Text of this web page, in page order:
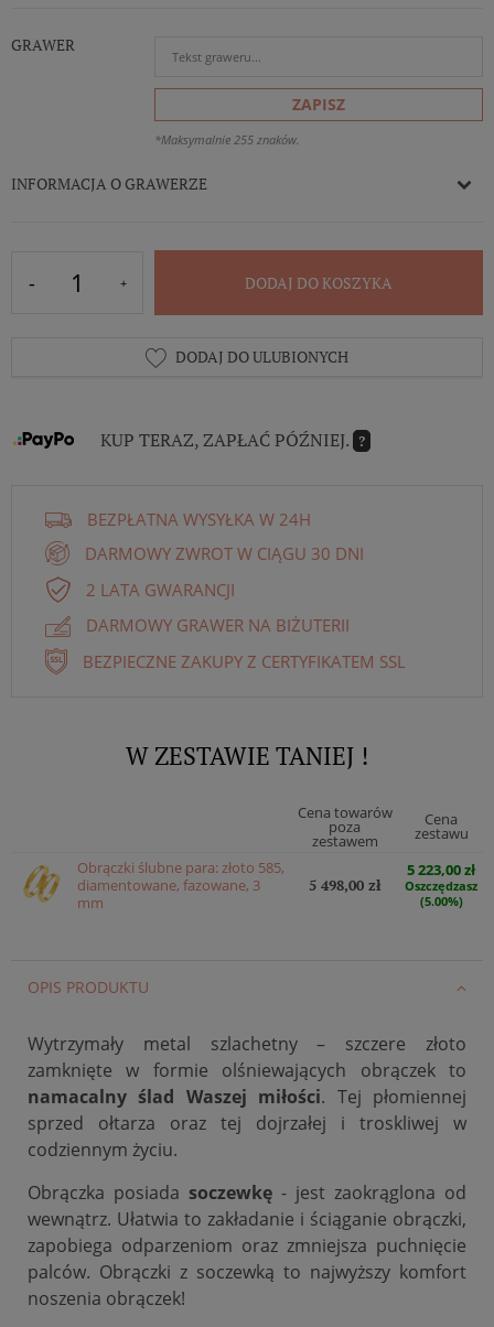
GRAWER
ZAPISZ
*Maksymalnie 255 znaków.
INFORMACJA O GRAWERZE
DODAJ DO KOSZYKA
DODAJ DO ULUBIONYCH
KUP TERAZ, ZAPŁAĆ PÓŹNIEJ. ?
BEZPŁATNA WYSYŁKA W 24H
DARMOWY ZWROT W CIĄGU 30 DNI
2 LATA GWARANCJI
DARMOWY GRAWER NA BIŻUTERII
BEZPIECZNE ZAKUPY Z CERTYFIKATEM SSL
W ZESTAWIE TANIEJ !
Cena towarów
poza
zestawem
Cena
zestawu
Obrączki ślubne para: złoto 585,
diamentowane, fazowane, 3
mm
5 498,00 zł
5 223,00 zł
Oszczędzasz
(5.00%)
OPIS PRODUKTU
Wytrzymały metal szlachetny – szczere złoto
zamknięte w formie olśniewających obrączek to
namacalny ślad Waszej miłości. Tej płomiennej
sprzed ołtarza oraz tej dojrzałej i troskliwej w
codziennym życiu.
Obrączka posiada soczewkę - jest zaokrąglona od
wewnątrz. Ułatwia to zakładanie i ściąganie obrączki,
zapobiega odparzeniom oraz zmniejsza puchnięcie
palców. Obrączki z soczewką to najwyższy komfort
noszenia obrączek!